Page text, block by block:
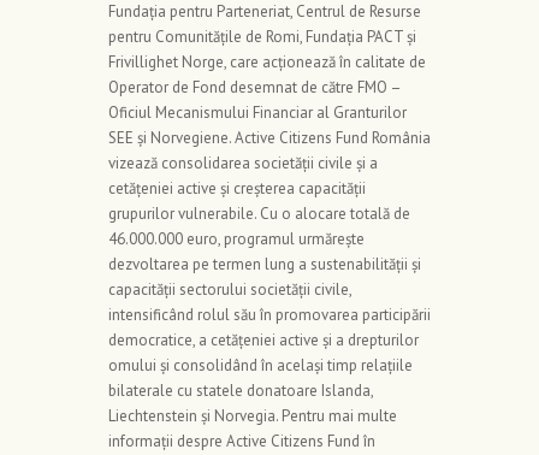
Fundația pentru Parteneriat, Centrul de Resurse
pentru Comunitățile de Romi, Fundația PACT și
Frivillighet Norge, care acționează în calitate de
Operator de Fond desemnat de către FMO –
Oficiul Mecanismului Financiar al Granturilor
SEE și Norvegiene. Active Citizens Fund România
vizează consolidarea societății civile și a
cetățeniei active și creșterea capacității
grupurilor vulnerabile. Cu o alocare totală de
46.000.000 euro, programul urmărește
dezvoltarea pe termen lung a sustenabilității și
capacității sectorului societății civile,
intensificând rolul său în promovarea participării
democratice, a cetățeniei active și a drepturilor
omului și consolidând în același timp relațiile
bilaterale cu statele donatoare Islanda,
Liechtenstein și Norvegia. Pentru mai multe
informații despre Active Citizens Fund în